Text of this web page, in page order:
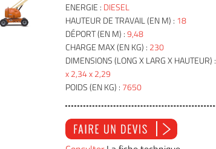
ENERGIE : DIESEL
HAUTEUR DE TRAVAIL (EN M) : 18
DÉPORT (EN M) :9,48
CHARGE MAX (EN KG) : 230
DIMENSIONS (LONG X LARG X HAUTEUR) :
x 2,34 x 2,29
POIDS (EN KG) : 7650